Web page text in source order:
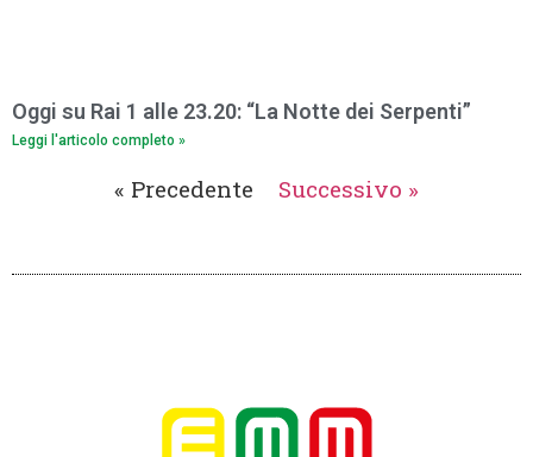
Oggi su Rai 1 alle 23.20: “La Notte dei Serpenti”
Leggi l'articolo completo »
« Precedente Successivo »